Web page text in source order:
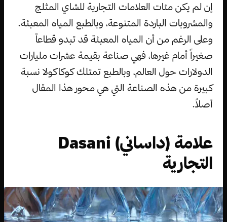
إن لم يكن مئات العلامات التجارية للشاي المثلج
والمشروبات الباردة المتنوعة، وبالطبع المياه المعبئة.
وعلى الرغم من أن المياه المعبئة قد تبدو قطاعاً
صغيراً أمام غيرها، فهي صناعة بقيمة عشرات مليارات
الدولارات حول العالم، وبالطبع تمتلك كوكاكولا نسبة
كبيرة من هذه الصناعة التي هي محور هذا المقال
أصلاً.
علامة (داساني) Dasani
التجارية